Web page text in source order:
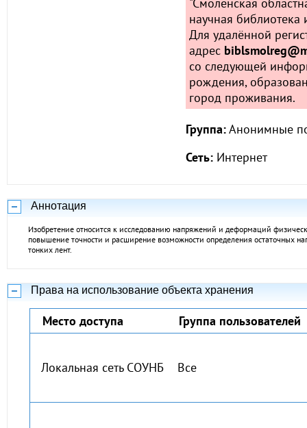
научная библиотека
Для удалённой
адрес
со следующей
рождения,
город проживания.
Группа:Анонимные
Сеть: Интернет
Аннотация
Изобретение относится к исследованию напряжений и деформаций
повышение точности и расширение возможности определения остаточных
тонких лент.
Права на использование объекта хранения
Место доступа Группа пользователей
Локальная сеть СОУНБ Все